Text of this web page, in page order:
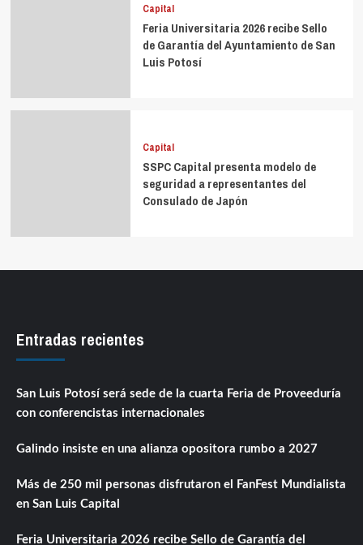
Capital
Feria Universitaria 2026 recibe Sello
de Garantía del Ayuntamiento de San
Luis Potosí
Capital
SSPC Capital presenta modelo de
seguridad a representantes del
Consulado de Japón
Entradas recientes
San Luis Potosí será sede de la cuarta Feria de Proveeduría
con conferencistas internacionales
Galindo insiste en una alianza opositora rumbo a 2027
Más de 250 mil personas disfrutaron el FanFest Mundialista
en San Luis Capital
Feria Universitaria 2026 recibe Sello de Garantía del